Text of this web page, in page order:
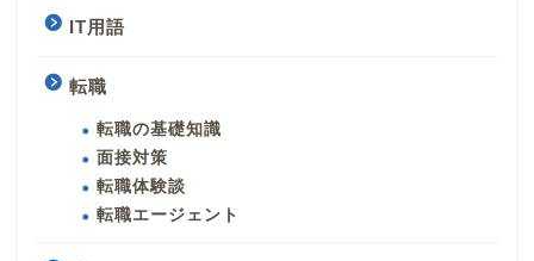
IT用語
転職
転職の基礎知識
面接対策
転職体験談
転職エージェント